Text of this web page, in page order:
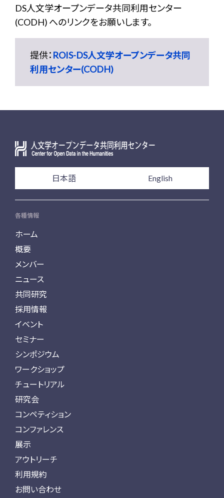
DS人文学オープンデータ共同利用センター
(CODH) へのリンクをお願いします。
提供： ROIS-DS人文学オープンデータ共同
利用センター(CODH)
日本語 English
各種情報
ホーム
概要
メンバー
ニュース
共同研究
採用情報
イベント
セミナー
シンポジウム
ワークショップ
チュートリアル
研究会
コンペティション
コンファレンス
展示
アウトリーチ
利用規約
お問い合わせ